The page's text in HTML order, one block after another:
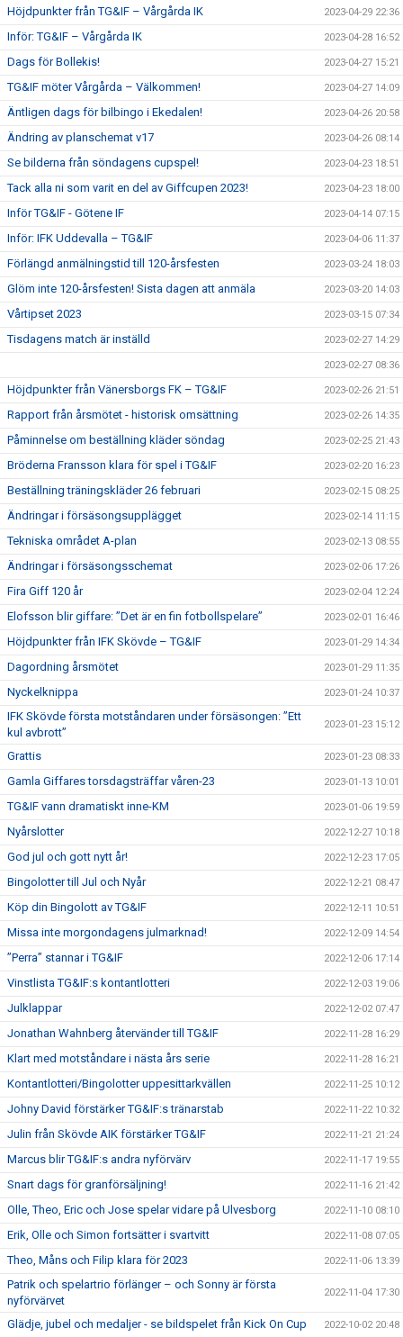
Höjdpunkter från TG&IF – Vårgårda IK 2023-04-29 22:36
Inför: TG&IF – Vårgårda IK 2023-04-28 16:52
Dags för Bollekis! 2023-04-27 15:21
TG&IF möter Vårgårda – Välkommen! 2023-04-27 14:09
Äntligen dags för bilbingo i Ekedalen! 2023-04-26 20:58
Ändring av planschemat v17 2023-04-26 08:14
Se bilderna från söndagens cupspel! 2023-04-23 18:51
Tack alla ni som varit en del av Giffcupen 2023! 2023-04-23 18:00
Inför TG&IF - Götene IF 2023-04-14 07:15
Inför: IFK Uddevalla – TG&IF 2023-04-06 11:37
Förlängd anmälningstid till 120-årsfesten 2023-03-24 18:03
Glöm inte 120-årsfesten! Sista dagen att anmäla 2023-03-20 14:03
Vårtipset 2023 2023-03-15 07:34
Tisdagens match är inställd 2023-02-27 14:29
2023-02-27 08:36
Höjdpunkter från Vänersborgs FK – TG&IF 2023-02-26 21:51
Rapport från årsmötet - historisk omsättning 2023-02-26 14:35
Påminnelse om beställning kläder söndag 2023-02-25 21:43
Bröderna Fransson klara för spel i TG&IF 2023-02-20 16:23
Beställning träningskläder 26 februari 2023-02-15 08:25
Ändringar i försäsongsupplägget 2023-02-14 11:15
Tekniska området A-plan 2023-02-13 08:55
Ändringar i försäsongsschemat 2023-02-06 17:26
Fira Giff 120 år 2023-02-04 12:24
Elofsson blir giffare: ”Det är en fin fotbollspelare” 2023-02-01 16:46
Höjdpunkter från IFK Skövde – TG&IF 2023-01-29 14:34
Dagordning årsmötet 2023-01-29 11:35
Nyckelknippa 2023-01-24 10:37
IFK Skövde första motståndaren under försäsongen: ”Ett
kul avbrott”
2023-01-23 15:12
Grattis 2023-01-23 08:33
Gamla Giffares torsdagsträffar våren-23 2023-01-13 10:01
TG&IF vann dramatiskt inne-KM 2023-01-06 19:59
Nyårslotter 2022-12-27 10:18
God jul och gott nytt år! 2022-12-23 17:05
Bingolotter till Jul och Nyår 2022-12-21 08:47
Köp din Bingolott av TG&IF 2022-12-11 10:51
Missa inte morgondagens julmarknad! 2022-12-09 14:54
”Perra” stannar i TG&IF 2022-12-06 17:14
Vinstlista TG&IF:s kontantlotteri 2022-12-03 19:06
Julklappar 2022-12-02 07:47
Jonathan Wahnberg återvänder till TG&IF 2022-11-28 16:29
Klart med motståndare i nästa års serie 2022-11-28 16:21
Kontantlotteri/Bingolotter uppesittarkvällen 2022-11-25 10:12
Johny David förstärker TG&IF:s tränarstab 2022-11-22 10:32
Julin från Skövde AIK förstärker TG&IF 2022-11-21 21:24
Marcus blir TG&IF:s andra nyförvärv 2022-11-17 19:55
Snart dags för granförsäljning! 2022-11-16 21:42
Olle, Theo, Eric och Jose spelar vidare på Ulvesborg 2022-11-10 08:10
Erik, Olle och Simon fortsätter i svartvitt 2022-11-08 07:05
Theo, Måns och Filip klara för 2023 2022-11-06 13:39
Patrik och spelartrio förlänger – och Sonny är första
nyförvärvet
2022-11-04 17:30
Glädje, jubel och medaljer - se bildspelet från Kick On Cup 2022-10-02 20:48